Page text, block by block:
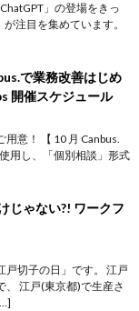
」の登場をきっ
注目を集めています。
で業務改善はじめ
開催スケジュール
意！ 【 10 月 Canbus.
用し、「個別相談」形式
じゃない?! ワークフ
戸切子の日」です。 江戸
江戸(東京都)で生産さ